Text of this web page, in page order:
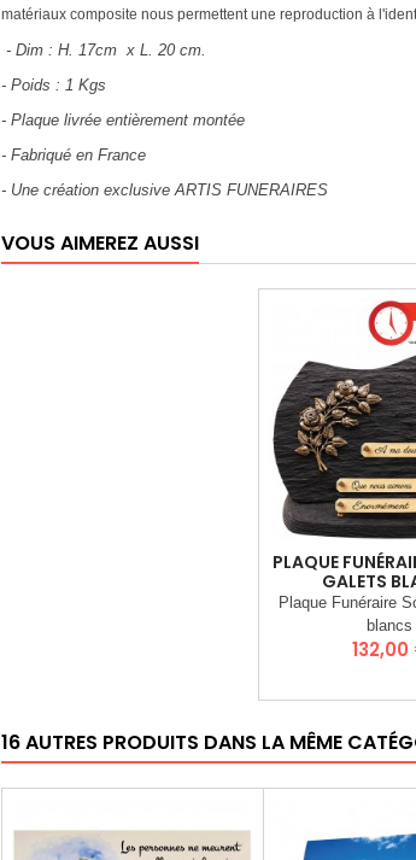
matériaux composite nous permettent une reproduction à
- Dim : H. 17cm x L. 20 cm.
- Poids : 1 Kgs
- Plaque livrée entièrement montée
- Fabriqué en France
- Une création exclusive ARTIS FUNERAIRES
VOUS AIMEREZ AUSSI
PLAQUE
GALETS
Plaque Funéraire
blancs
Prix
132,00
16 AUTRES PRODUITS DANS LA MÊME